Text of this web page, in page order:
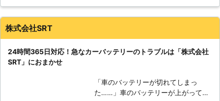
らせることが可能です。お客様がすぐ
にでも運転ができる状況になるように
けられるようになったのです。 この
することができます。もしも車のエン
ジンが止まった場合、弊社までご連絡
株式会社SRT
24時間365日対応！急なカーバッテリーのトラブルは「株式会社
SRT」におまかせ
「車のバッテリーが切れてしまっ
た……」車のバッテリーが上がってし